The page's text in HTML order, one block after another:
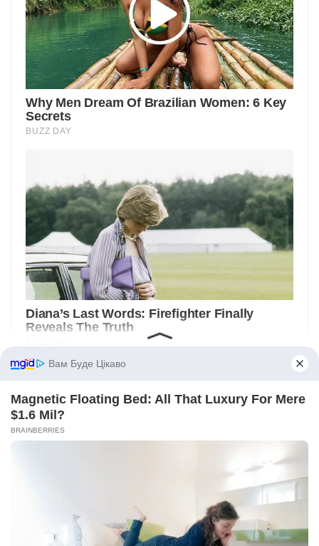
Вам Буде Цікаво
Magnetic Floating Bed: All That Luxury For Mere
$1.6 Mil?
BRAINBERRIES